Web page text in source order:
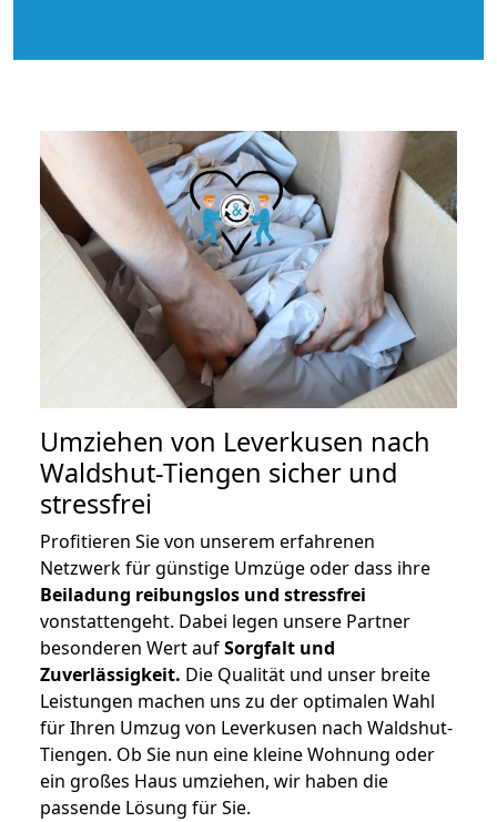
Umziehen von Leverkusen nach
Waldshut-Tiengen sicher und
stressfrei
Profitieren Sie von unserem erfahrenen
Netzwerk für günstige Umzüge oder dass ihre
Beiladung reibungslos und stressfrei
vonstattengeht. Dabei legen unsere Partner
besonderen Wert aufSorgfalt und
Zuverlässigkeit. Die Qualität und unser breite
Leistungen machen uns zu der optimalen Wahl
für Ihren Umzug von Leverkusen nach Waldshut-
Tiengen. Ob Sie nun eine kleine Wohnung oder
ein großes Haus umziehen, wir haben die
passende Lösung für Sie.